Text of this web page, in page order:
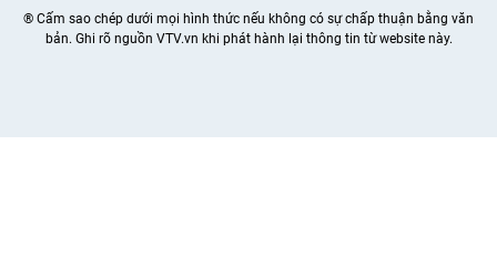
® Cấm sao chép dưới mọi hình thức nếu không có sự chấp thuận bằng văn
bản. Ghi rõ nguồn VTV.vn khi phát hành lại thông tin từ website này.